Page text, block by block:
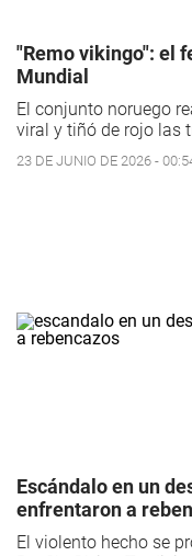
"Remo vikingo": el
Mundial
El conjunto noruego
viral y tiñó de rojo las
23 DE JUNIO DE 2026 -
Escándalo en un
enfrentaron a
El violento hecho se